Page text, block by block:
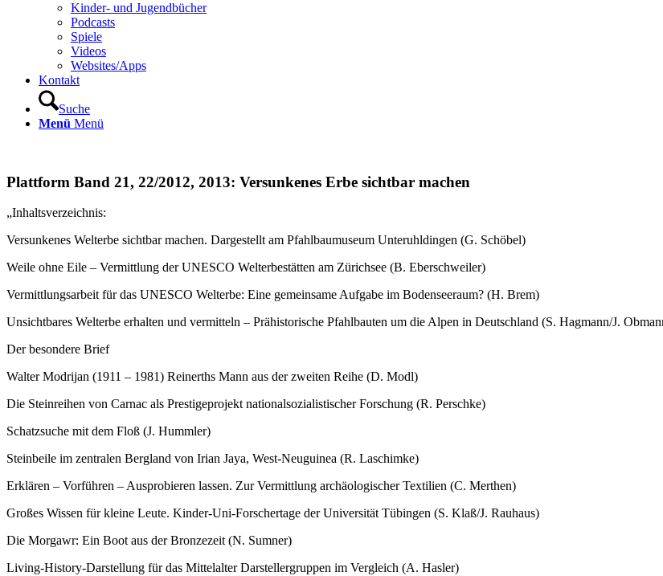
Kinder- und Jugendbücher
Podcasts
Spiele
Videos
Websites/Apps
Kontakt
Suche
Menü Menü
Plattform Band 21, 22/2012, 2013: Versunkenes Erbe sichtbar machen
„Inhaltsverzeichnis:
Versunkenes Welterbe sichtbar machen. Dargestellt am Pfahlbaumuseum Unteruhldingen (G. Schöbel)
Weile ohne Eile – Vermittlung der UNESCO Welterbestätten am Zürichsee (B. Eberschweiler)
Vermittlungsarbeit für das UNESCO Welterbe: Eine gemeinsame Aufgabe im Bodenseeraum? (H. Brem)
Unsichtbares Welterbe erhalten und vermitteln – Prähistorische Pfahlbauten um die Alpen in Deutschland (S. Hagmann/J.
Der besondere Brief
Walter Modrijan (1911 – 1981) Reinerths Mann aus der zweiten Reihe (D. Modl)
Die Steinreihen von Carnac als Prestigeprojekt nationalsozialistischer Forschung (R. Perschke)
Schatzsuche mit dem Floß (J. Hummler)
Steinbeile im zentralen Bergland von Irian Jaya, West-Neuguinea (R. Laschimke)
Erklären – Vorführen – Ausprobieren lassen. Zur Vermittlung archäologischer Textilien (C. Merthen)
Großes Wissen für kleine Leute. Kinder-Uni-Forschertage der Universität Tübingen (S. Klaß/J. Rauhaus)
Die Morgawr: Ein Boot aus der Bronzezeit (N. Sumner)
Living-History-Darstellung für das Mittelalter Darstellergruppen im Vergleich (A. Hasler)